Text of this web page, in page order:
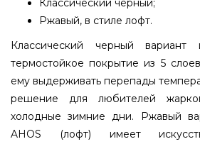
Классический черный;
Ржавый, в стиле лофт.
Классический черный вариант
термостойкое покрытие из 5
ему выдерживать перепады
решение для любителей
холодные зимние дни. Ржавый
AHOS (лофт) имеет